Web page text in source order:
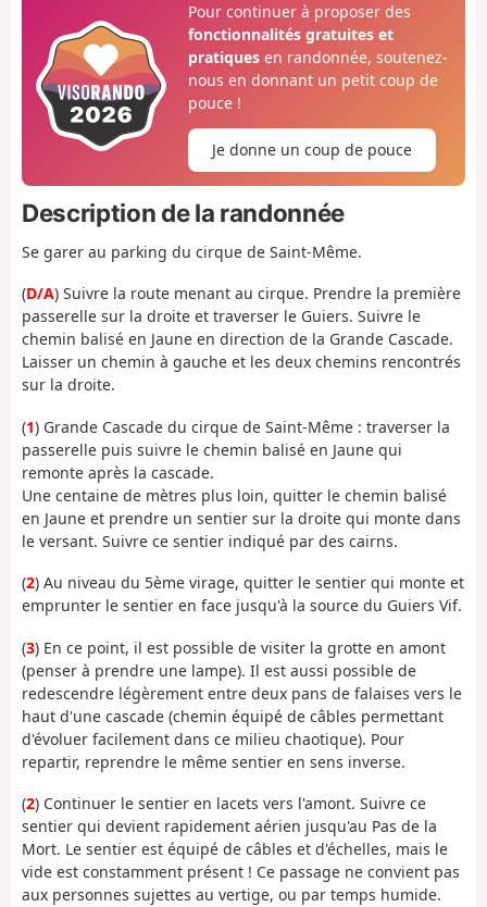
Pour continuer à proposer des
fonctionnalités gratuites et
pratiquesen randonnée, soutenez-
nous en donnant un petit coup de
pouce !
Je donne un coup de pouce
Description de la randonnée
Se garer au parking du cirque de Saint-Même.
(D/A) Suivre la route menant au cirque. Prendre la première
passerelle sur la droite et traverser le Guiers. Suivre le
chemin balisé en Jaune en direction de la Grande Cascade.
Laisser un chemin à gauche et les deux chemins rencontrés
sur la droite.
(1) Grande Cascade du cirque de Saint-Même : traverser la
passerelle puis suivre le chemin balisé en Jaune qui
remonte après la cascade.
Une centaine de mètres plus loin, quitter le chemin balisé
en Jaune et prendre un sentier sur la droite qui monte dans
le versant. Suivre ce sentier indiqué par des cairns.
(2) Au niveau du 5ème virage, quitter le sentier qui monte et
emprunter le sentier en face jusqu'à la source du Guiers Vif.
(3) En ce point, il est possible de visiter la grotte en amont
(penser à prendre une lampe). Il est aussi possible de
redescendre légèrement entre deux pans de falaises vers le
haut d'une cascade (chemin équipé de câbles permettant
d'évoluer facilement dans ce milieu chaotique). Pour
repartir, reprendre le même sentier en sens inverse.
(2) Continuer le sentier en lacets vers l'amont. Suivre ce
sentier qui devient rapidement aérien jusqu'au Pas de la
Mort. Le sentier est équipé de câbles et d'échelles, mais le
vide est constamment présent ! Ce passage ne convient pas
aux personnes sujettes au vertige, ou par temps humide.